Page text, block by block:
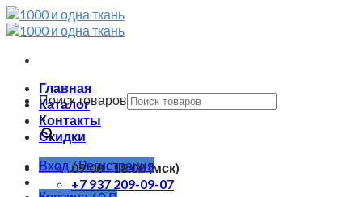
Skip
to
Главная
Каталог
Контакты
Скидки
Вход / Регистрация
Поиск товаров
×
09:00 - 18:00 (мск)
+7 937 209-09-07